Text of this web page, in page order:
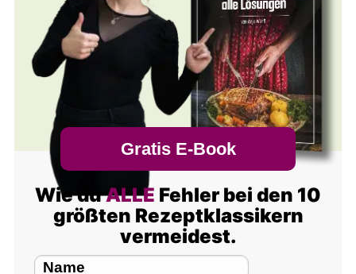
Gratis E-Book
Wie duALLE Fehler bei den 10
größten Rezeptklassikern
vermeidest.